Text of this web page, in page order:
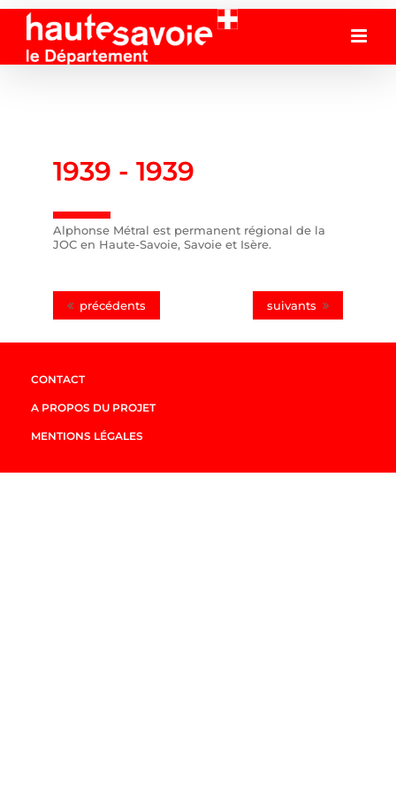
Passer
contenu
1939 - 1939
Alphonse Métral est permanent régional de la
JOC en Haute-Savoie, Savoie et Isère.
suivants
précédents
CONTACT
A PROPOS DU PROJET
MENTIONS LÉGALES